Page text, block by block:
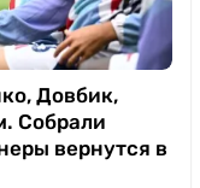
Довбик,
Собрали
вернутся в